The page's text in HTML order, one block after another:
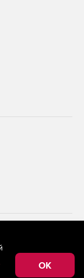
применяются
технологии
к
OK